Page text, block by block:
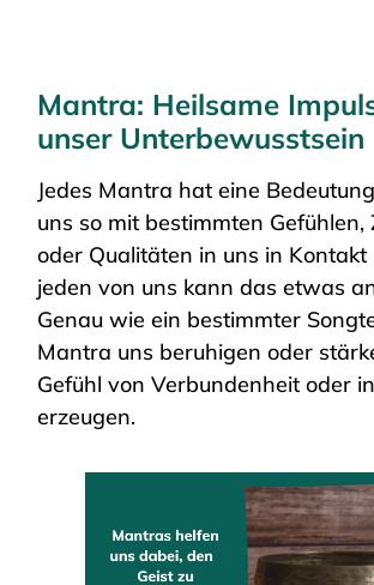
Mantra: Heilsame
unser Unterbewusstsein
Jedes Mantra hat eine
uns so mit bestimmten Gefühlen,
oder Qualitäten in uns in Kontakt
jeden von uns kann das etwas
Genau wie ein bestimmter
Mantra uns beruhigen oder
Gefühl von Verbundenheit oder
erzeugen.